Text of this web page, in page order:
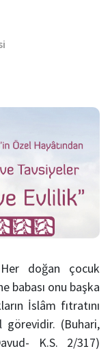
doğan çocuk
babası onu başka
İslâm fıtratını
görevidir. (Buhari,
K.S. 2/317)